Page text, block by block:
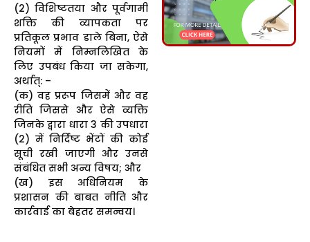
(2) विशिष्टतया और पूर्वगामी
शक्ति की व्यापकता पर
प्रतिकूल प्रभाव डाले बिना, ऐसे
नियमों में निम्नलिखित के
लिए उपबंध किया जा सकेगा,
अर्थात्‌: –
(क) वह प्ररूप जिसमें और वह
रीति जिससे और ऐसे व्यक्ति
जिनके द्वारा धारा 3 की उपधारा
(2) में निर्दिष्ट भेंटों की कोई
सूची रखी जाएगी और उनसे
संबंधित सभी अन्य विषय; और
(ख) इस अधिनियम के
प्रशासन की बाबत नीति और
कार्रवाई का बेहतर समन्वय।